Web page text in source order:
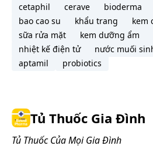
cetaphil
cerave bioderma
bao cao su
khẩu trang
kem
sữa rửa mặt
kem dưỡng ẩm
nhiệt kế điện tử
nước muối
aptamil
probiotics
Tủ Thuốc Gia Đình
Tủ Thuốc Của Mọi Gia Đình